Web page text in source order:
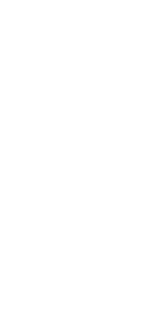
La portavoz adjunta de
suspensión inmediata de
sanciones mientras
los principios de buena
que deben regir la
Entre otros, la iniciativa
suspensión del régimen
administración pública
actuar con
costes evitables para el
stitucional debido a la
en
Puedes ponerte en